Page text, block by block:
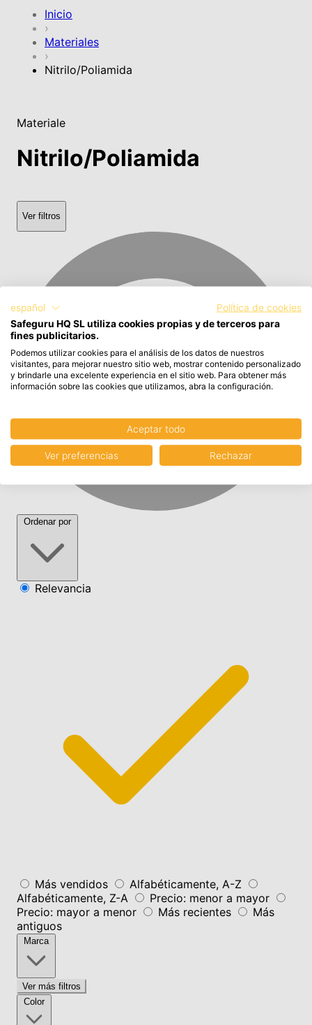
Inicio
›
Materiales
›
Nitrilo/Poliamida
Materiale
Nitrilo/Poliamida
Ver filtros
Ordenar por
Relevancia
Más vendidos
Alfabéticamente, A-Z
Alfabéticamente, Z-A
Precio: menor a mayor
Precio: mayor a menor
Más recientes
Más
antiguos
Marca
Ver más filtros
Color
español
Política de cookies
Safeguru HQ SL utiliza cookies propias y de terceros para
fines publicitarios.
Podemos utilizar cookies para el análisis de los datos de nuestros
visitantes, para mejorar nuestro sitio web, mostrar contenido personalizado
y brindarle una excelente experiencia en el sitio web. Para obtener más
información sobre las cookies que utilizamos, abra la configuración.
Aceptar todo
Ver preferencias Rechazar